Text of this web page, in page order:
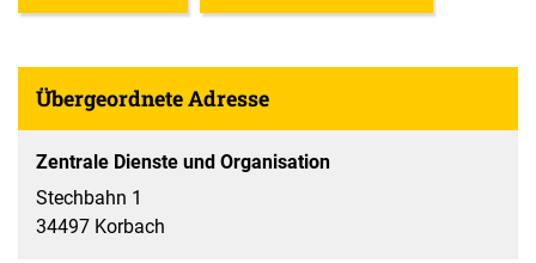
Übergeordnete Adresse
Zentrale Dienste und Organisation
Stechbahn 1
34497 Korbach